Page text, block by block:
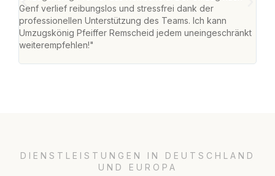
Genf verlief reibungslos und stressfrei dank der
professionellen Unterstützung des Teams. Ich kann
Umzugskönig Pfeiffer Remscheid jedem uneingeschränkt
weiterempfehlen!"
DIENSTLEISTUNGEN IN DEUTSCHLAND
UND EUROPA